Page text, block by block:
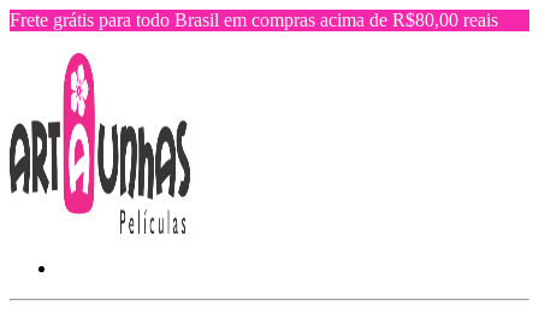
Frete grátis para todo Brasil em compras acima de R$80,00 reais